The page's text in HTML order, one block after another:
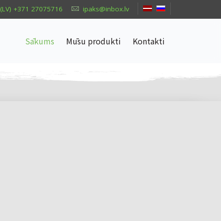
(LV) +371 27075716 ipaks@inbox.lv
Sākums Mūsu produkti Kontakti